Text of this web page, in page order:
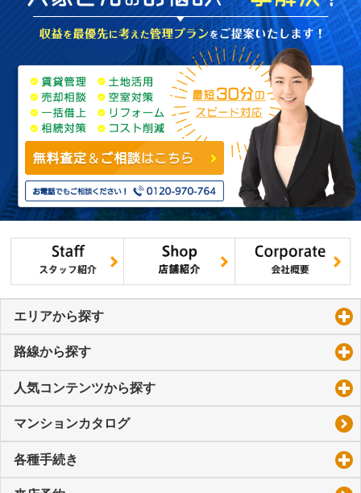
エリアから探す
路線から探す
人気コンテンツから探す
マンションカタログ
各種手続き